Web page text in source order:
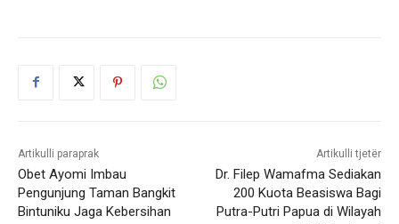
Artikulli paraprak
Obet Ayomi Imbau
Pengunjung Taman Bangkit
Bintuniku Jaga Kebersihan
Artikulli tjetër
Dr. Filep Wamafma Sediakan
200 Kuota Beasiswa Bagi
Putra-Putri Papua di Wilayah